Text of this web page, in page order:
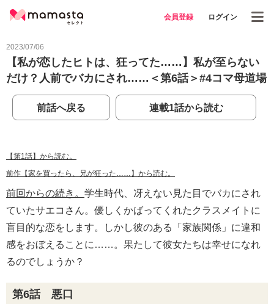
会員登録 ログイン
2023/07/06
【私が恋したヒトは、狂ってた……】私が至らない
だけ？人前でバカにされ……＜第6話＞#4コマ母道場
前話へ戻る 連載1話から読む
【第1話】から読む。
前作【家を買ったら、兄が狂った……】から読む。
前回からの続き。 学生時代、冴えない見た目でバカにされ
ていたサエコさん。優しくかばってくれたクラスメイトに
盲目的な恋をします。しかし彼のある「家族関係」に違和
感をおぼえることに……。果たして彼女たちは幸せになれ
るのでしょうか？
第6話 悪口